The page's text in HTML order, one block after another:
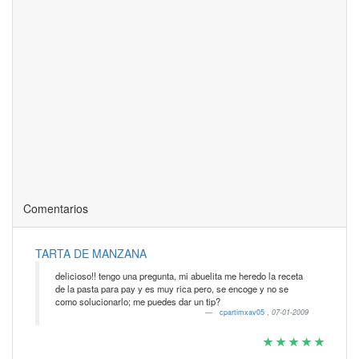
Comentarios
TARTA DE MANZANA
delicioso!! tengo una pregunta, mi abuelita me heredo la receta
de la pasta para pay y es muy rica pero, se encoge y no se
como solucionarlo; me puedes dar un tip?
cpartimxav05 , 07-01-2009